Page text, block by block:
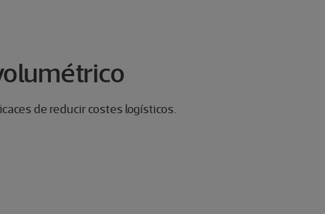
de reducir costes logísticos.